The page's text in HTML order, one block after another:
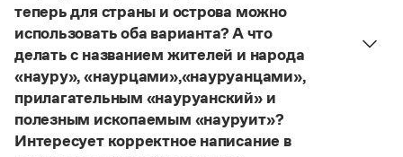
теперь для страны и острова можно
использовать оба варианта? А что
делать с названием жителей и народа
«науру», «наурцами»,«науруанцами»,
прилагательным «науруанский» и
полезным ископаемым «науруит»?
Интересует корректное написание в